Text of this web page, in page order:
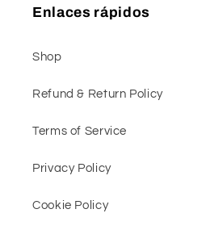
Enlaces rápidos
Shop
Refund & Return Policy
Terms of Service
Privacy Policy
Cookie Policy